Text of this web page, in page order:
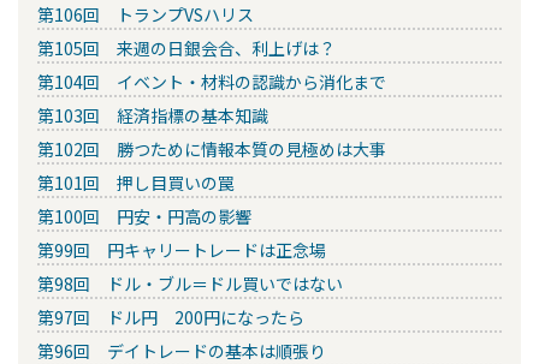
第106回 トランプVSハリス
第105回 来週の日銀会合、利上げは？
第104回 イベント・材料の認識から消化まで
第103回 経済指標の基本知識
第102回 勝つために情報本質の見極めは大事
第101回 押し目買いの罠
第100回 円安・円高の影響
第99回 円キャリートレードは正念場
第98回 ドル・ブル＝ドル買いではない
第97回 ドル円 200円になったら
第96回 デイトレードの基本は順張り